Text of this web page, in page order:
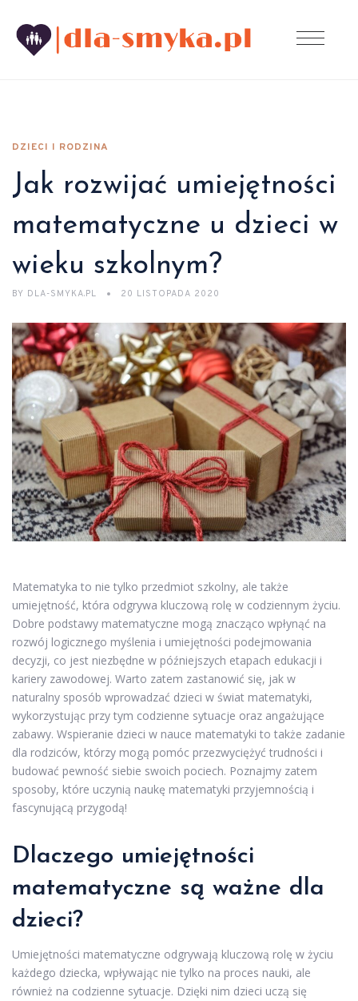
DZIECI I RODZINA
Jak rozwijać umiejętności
matematyczne u dzieci w
wieku szkolnym?
BY DLA-SMYKA.PL 20 LISTOPADA 2020
Matematyka to nie tylko przedmiot szkolny, ale także
umiejętność, która odgrywa kluczową rolę w codziennym życiu.
Dobre podstawy matematyczne mogą znacząco wpłynąć na
rozwój logicznego myślenia i umiejętności podejmowania
decyzji, co jest niezbędne w późniejszych etapach edukacji i
kariery zawodowej. Warto zatem zastanowić się, jak w
naturalny sposób wprowadzać dzieci w świat matematyki,
wykorzystując przy tym codzienne sytuacje oraz angażujące
zabawy. Wspieranie dzieci w nauce matematyki to także zadanie
dla rodziców, którzy mogą pomóc przezwyciężyć trudności i
budować pewność siebie swoich pociech. Poznajmy zatem
sposoby, które uczynią naukę matematyki przyjemnością i
fascynującą przygodą!
Dlaczego umiejętności
matematyczne są ważne dla
dzieci?
Umiejętności matematyczne odgrywają kluczową rolę w życiu
każdego dziecka, wpływając nie tylko na proces nauki, ale
również na codzienne sytuacje. Dzięki nim dzieci uczą się